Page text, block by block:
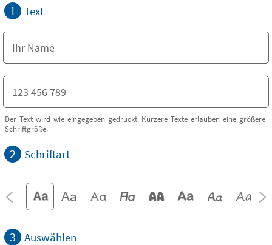
1 Text
Der Text wird wie eingegeben gedruckt. Kürzere Texte erlauben eine größere
Schriftgröße.
2 Schriftart
3 Auswählen